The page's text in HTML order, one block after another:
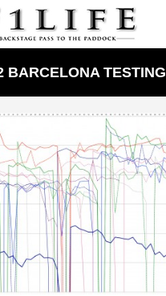
BARCELONA TESTING